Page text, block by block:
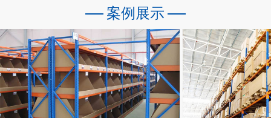
案例展示